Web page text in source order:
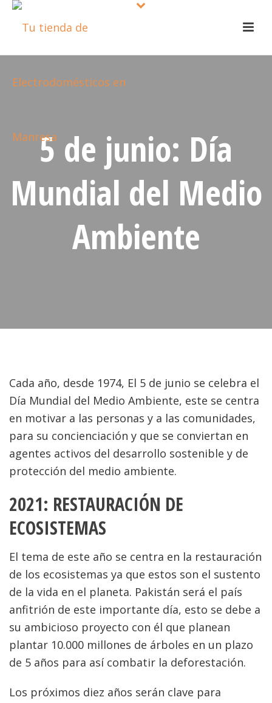
5 de junio: Día
Mundial del Medio
Ambiente
Cada año, desde 1974, El 5 de junio se celebra el
Día Mundial del Medio Ambiente, este se centra
en motivar a las personas y a las comunidades,
para su concienciación y que se conviertan en
agentes activos del desarrollo sostenible y de
protección del medio ambiente.
2021: RESTAURACIÓN DE
ECOSISTEMAS
El tema de este año se centra en la restauración
de los ecosistemas ya que estos son el sustento
de la vida en el planeta. Pakistán será el país
anfitrión de este importante día, esto se debe a
su ambicioso proyecto con él que planean
plantar 10.000 millones de árboles en un plazo
de 5 años para así combatir la deforestación.
Los próximos diez años serán clave para